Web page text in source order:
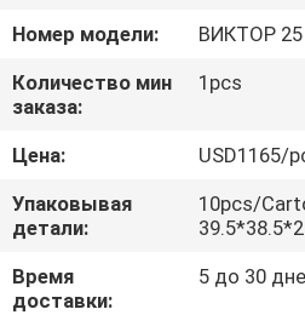
ПРОВЕРКА
КАЧЕСТВА
СВЯЖИТЕСЬ
МЫ
НОВОСТИ
Номер модели:
ВИКТОР 25
Количество мин
заказа:
1pcs
Цена:
USD1165/
Упаковывая
детали:
10pcs/
Время
доставки:
5 до 30